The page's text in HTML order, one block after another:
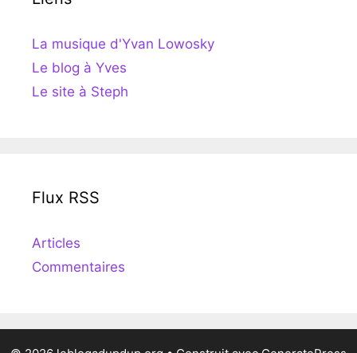
La musique d'Yvan Lowosky
Le blog à Yves
Le site à Steph
Flux RSS
Articles
Commentaires